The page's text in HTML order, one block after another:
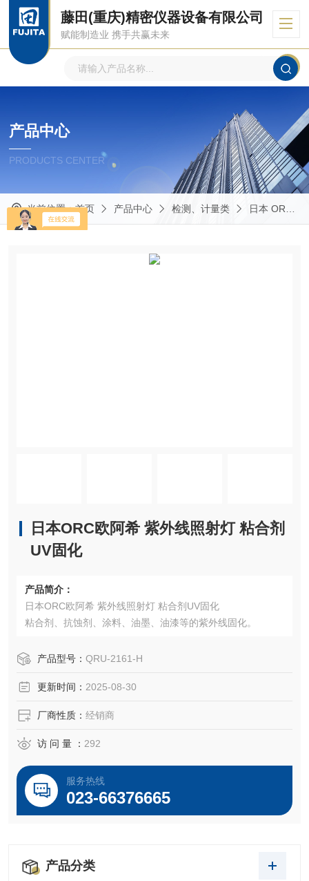
藤田(重庆)精密仪器设备有限公司
赋能制造业 携手共赢未来
产品中心
PRODUCTS CENTER
当前位置：首页 产品中心 检测、计量类 日本 ORC欧阿希
日本ORC欧阿希 紫外线照射灯 粘合剂
UV固化
产品简介：
日本ORC欧阿希 紫外线照射灯 粘合剂UV固化
粘合剂、抗蚀剂、涂料、油墨、油漆等的紫外线固化。
产品型号： QRU-2161-H
更新时间： 2025-08-30
厂商性质： 经销商
访 问 量 ： 292
服务热线
023-66376665
产品分类